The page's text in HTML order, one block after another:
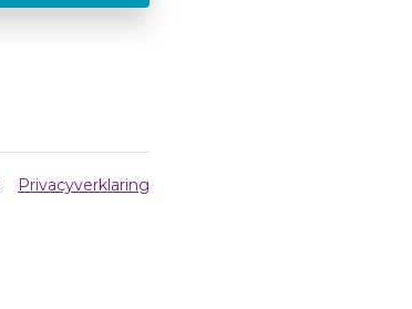
Privacyverklaring